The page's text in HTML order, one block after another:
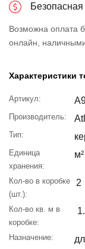
Безопасная
Возможна оплата
онлайн,
Характеристики
Артикул:
Производитель:
Тип:
Единица
хранения:
м²
Кол-во в коробке
(шт.):
2
Кол-во кв. м в
коробке:
Назначение: